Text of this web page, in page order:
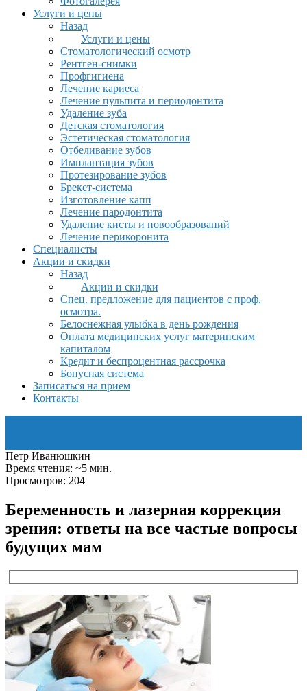
Услуги и цены
Назад
Услуги и цены
Стоматологический осмотр
Рентген-снимки
Профгигиена
Лечение кариеса
Лечение пульпита и периодонтита
Удаление зуба
Детская стоматология
Эстетическая стоматология
Отбеливание зубов
Имплантация зубов
Протезирование зубов
Брекет-система
Изготовление капп
Лечение пародонтита
Удаление кисты и новообразований
Лечение перикоронита
Специалисты
Акции и скидки
Назад
Акции и скидки
Спец. предложение для пациентов с проф.
осмотра.
Белоснежная улыбка в день рождения
Оплата медицинских услуг материнским
капиталом
Кредит и беспроцентная рассрочка
Бонусная система
Записаться на прием
Контакты
Петр Иванюшкин
Время чтения: ~5 мин.
Просмотров: 204
Беременность и лазерная коррекция
зрения: ответы на все частые вопросы
будущих мам